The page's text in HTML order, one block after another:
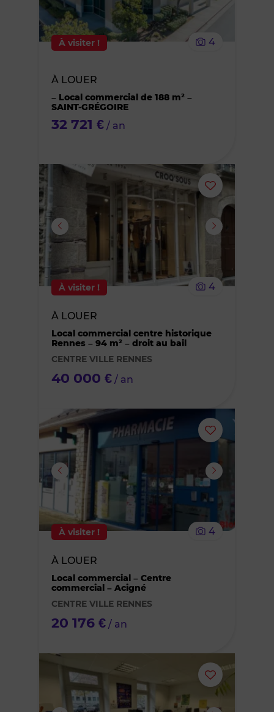
À visiter ! 4
À LOUER
– Local commercial de 188 m² –
SAINT-GRÉGOIRE
32 721 € / an
Ajouter
ou
le
À visiter ! 4
À LOUER
Local commercial centre historique
Rennes – 94 m² – droit au bail
CENTRE VILLE RENNES
40 000 € / an
Ajouter
ou
À visiter ! 4
À LOUER
Local commercial – Centre
commercial – Acigné
CENTRE VILLE RENNES
20 176 € / an
Ajouter
ou